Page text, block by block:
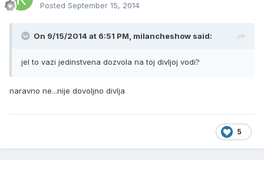
Posted September 15, 2014
On 9/15/2014 at 6:51 PM, milancheshow said:
jel to vazi jedinstvena dozvola na toj divljoj vodi?
naravno ne...nije dovoljno divlja
5